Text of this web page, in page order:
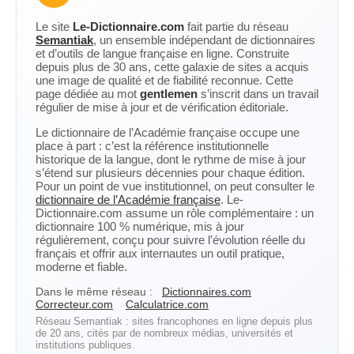
Le site Le-Dictionnaire.com fait partie du réseau
Semantiak, un ensemble indépendant de dictionnaires
et d’outils de langue française en ligne. Construite
depuis plus de 30 ans, cette galaxie de sites a acquis
une image de qualité et de fiabilité reconnue. Cette
page dédiée au mot gentlemen s’inscrit dans un travail
régulier de mise à jour et de vérification éditoriale.
Le dictionnaire de l’Académie française occupe une
place à part : c’est la référence institutionnelle
historique de la langue, dont le rythme de mise à jour
s’étend sur plusieurs décennies pour chaque édition.
Pour un point de vue institutionnel, on peut consulter le
dictionnaire de l’Académie française. Le-
Dictionnaire.com assume un rôle complémentaire : un
dictionnaire 100 % numérique, mis à jour
régulièrement, conçu pour suivre l’évolution réelle du
français et offrir aux internautes un outil pratique,
moderne et fiable.
Dans le même réseau :
Dictionnaires.com
Correcteur.com
Calculatrice.com
Réseau Semantiak : sites francophones en ligne depuis plus
de 20 ans, cités par de nombreux médias, universités et
institutions publiques.